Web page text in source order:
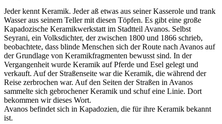
Jeder kennt Keramik. Jeder aß etwas aus seiner Kasserole und trank
Wasser aus seinem Teller mit diesen Töpfen. Es gibt eine große
Kapadozische Keramikwerkstatt im Stadtteil Avanos. Selbst
Seyrani, ein Volksdichter, der zwischen 1800 und 1866 schrieb,
beobachtete, dass blinde Menschen sich der Route nach Avanos auf
der Grundlage von Keramikfragmenten bewusst sind. In der
Vergangenheit wurde Keramik auf Pferde und Esel gelegt und
verkauft. Auf der Straßenseite war die Keramik, die während der
Reise zerbrochen war. Auf den Seiten der Straßen in Avanos
sammelte sich gebrochener Keramik und schuf eine Linie. Dort
bekommen wir dieses Wort.
Avanos befindet sich in Kapadozien, die für ihre Keramik bekannt
ist.